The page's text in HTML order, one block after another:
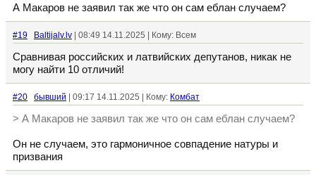
А Макаров не заявил так же что он сам еблан случаем?
#19 Baltijalv.lv | 08:49 14.11.2025 | Кому: Всем
Сравнивая российских и латвийских депутанов, никак не
могу найти 10 отличий!
#20 бывший | 09:17 14.11.2025 | Кому: Комбат
> А Макаров не заявил так же что он сам еблан случаем?
Он не случаем, это гармоничное совпадение натуры и
призвания